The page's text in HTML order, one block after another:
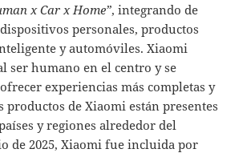
x Car x Home”, integrando de
personales, productos
y automóviles. Xiaomi
ser humano en el centro y se
experiencias más completas y
productos de Xiaomi están presentes
y regiones alrededor del
de 2025, Xiaomi fue incluida por